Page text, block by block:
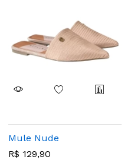
Mule Nude
R$ 129,90